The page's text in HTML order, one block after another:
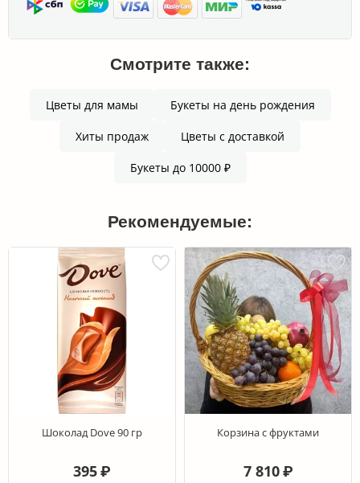
Смотрите также:
Цветы для мамы Букеты на день рождения
Хиты продаж Цветы с доставкой
Букеты до 10000 ₽
Рекомендуемые:
Шоколад Dove 90 гр
395₽
Корзина с фруктами
7 810 ₽